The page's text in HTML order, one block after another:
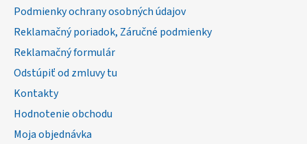
Podmienky ochrany osobných údajov
Reklamačný poriadok, Záručné podmienky
Reklamačný formulár
Odstúpiť od zmluvy tu
Kontakty
Hodnotenie obchodu
Moja objednávka